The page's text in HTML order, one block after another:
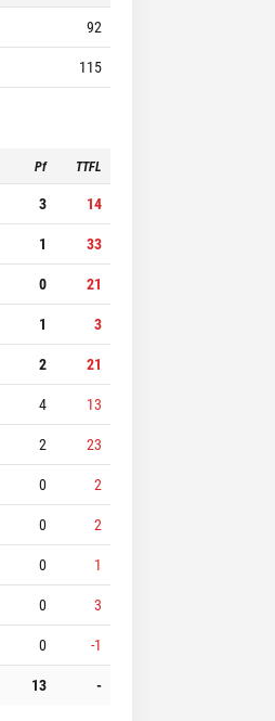
92
115
Pf TTFL
3
14
1
33
0
21
1
3
2
21
4
13
2
23
0
2
0
2
0
1
0
3
0
-1
13 -